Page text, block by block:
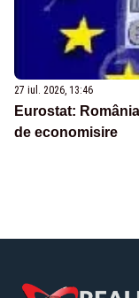
27 iul. 2026, 13:46
Eurostat:
de economisire